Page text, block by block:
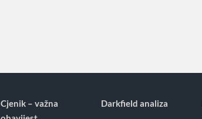
Cjenik – važna
Darkfield analiza